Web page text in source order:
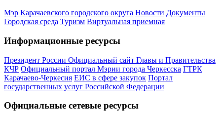
Мэр Карачаевского городского округа Новости Документы
Городская среда Туризм Виртуальная приемная
Информационные ресурсы
Президент России Официальный сайт Главы и Правительства
КЧР Официальный портал Мэрии города Черкесска ГТРК
Карачаево-Черкесия ЕИС в сфере закупок Портал
государственных услуг Российской Федерации
Официальные сетевые ресурсы